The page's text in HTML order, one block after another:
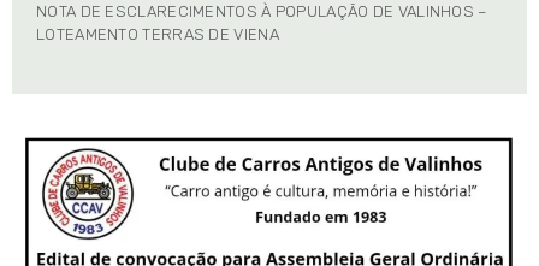
NOTA DE ESCLARECIMENTOS À POPULAÇÃO DE VALINHOS –
LOTEAMENTO TERRAS DE VIENA